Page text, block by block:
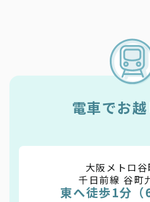
電車でお
大阪メトロ谷
千日前線 谷町
東へ徒歩1分（